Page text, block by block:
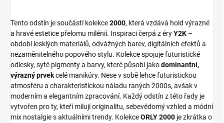
Tento odstín je součástí kolekce2000, která vzdává hold výrazné
a hravé estetice přelomu milénií. Inspiraci čerpá z éryY2K –
období lesklých materiálů, odvážných barev, digitálních efektů a
nezaměnitelného popového stylu. Kolekce spojuje futuristické
odlesky, syté pigmenty a barvy, které působí jakodominantní,
výrazný prvekcelé manikúry. Nese v sobě lehce futuristickou
atmosféru a charakteristickou náladu raných 2000s, avšak v
moderním a elegantním zpracování. Každý odstín z této řady je
vytvořen pro ty, kteří milují originalitu, sebevědomý vzhled a módní
mix nostalgie s aktuálními trendy. KolekceORLY 2000 je zkrátka o